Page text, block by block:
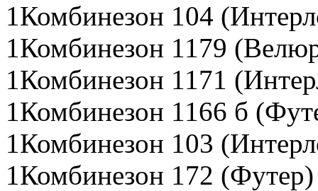
1Комбинезон 104
1Комбинезон 1179
1Комбинезон 1171
1Комбинезон 1166 б
1Комбинезон 103
1Комбинезон 172